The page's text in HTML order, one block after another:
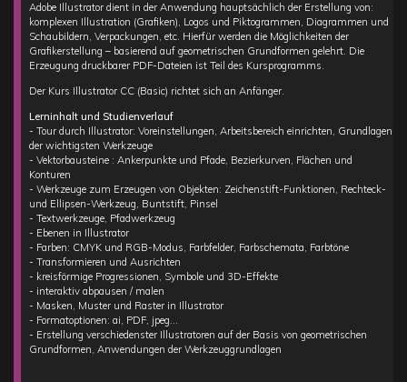
Adobe Illustrator dient in der Anwendung hauptsächlich der Erstellung von:
komplexen Illustration (Grafiken), Logos und Piktogrammen, Diagrammen und
Schaubildern, Verpackungen, etc. Hierfür werden die Möglichkeiten der
Grafikerstellung – basierend auf geometrischen Grundformen gelehrt. Die
Erzeugung druckbarer PDF-Dateien ist Teil des Kursprogramms.
Der Kurs Illustrator CC (Basic) richtet sich an Anfänger.
Lerninhalt und Studienverlauf
- Tour durch Illustrator: Voreinstellungen, Arbeitsbereich einrichten, Grundlagen
der wichtigsten Werkzeuge
- Vektorbausteine : Ankerpunkte und Pfade, Bezierkurven, Flächen und
Konturen
- Werkzeuge zum Erzeugen von Objekten: Zeichenstift-Funktionen, Rechteck-
und Ellipsen-Werkzeug, Buntstift, Pinsel
- Textwerkzeuge, Pfadwerkzeug
- Ebenen in Illustrator
- Farben: CMYK und RGB-Modus, Farbfelder, Farbschemata, Farbtöne
- Transformieren und Ausrichten
- kreisförmige Progressionen, Symbole und 3D-Effekte
- interaktiv abpausen / malen
- Masken, Muster und Raster in Illustrator
- Formatoptionen: ai, PDF, jpeg…
- Erstellung verschiedenster Illustratoren auf der Basis von geometrischen
Grundformen, Anwendungen der Werkzeuggrundlagen